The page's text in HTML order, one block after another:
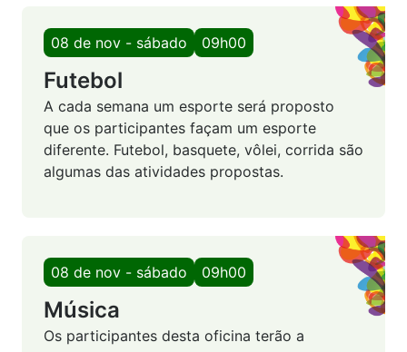
08 de nov - sábado 09h00
Futebol
A cada semana um esporte será proposto
que os participantes façam um esporte
diferente. Futebol, basquete, vôlei, corrida são
algumas das atividades propostas.
08 de nov - sábado 09h00
Música
Os participantes desta oficina terão a